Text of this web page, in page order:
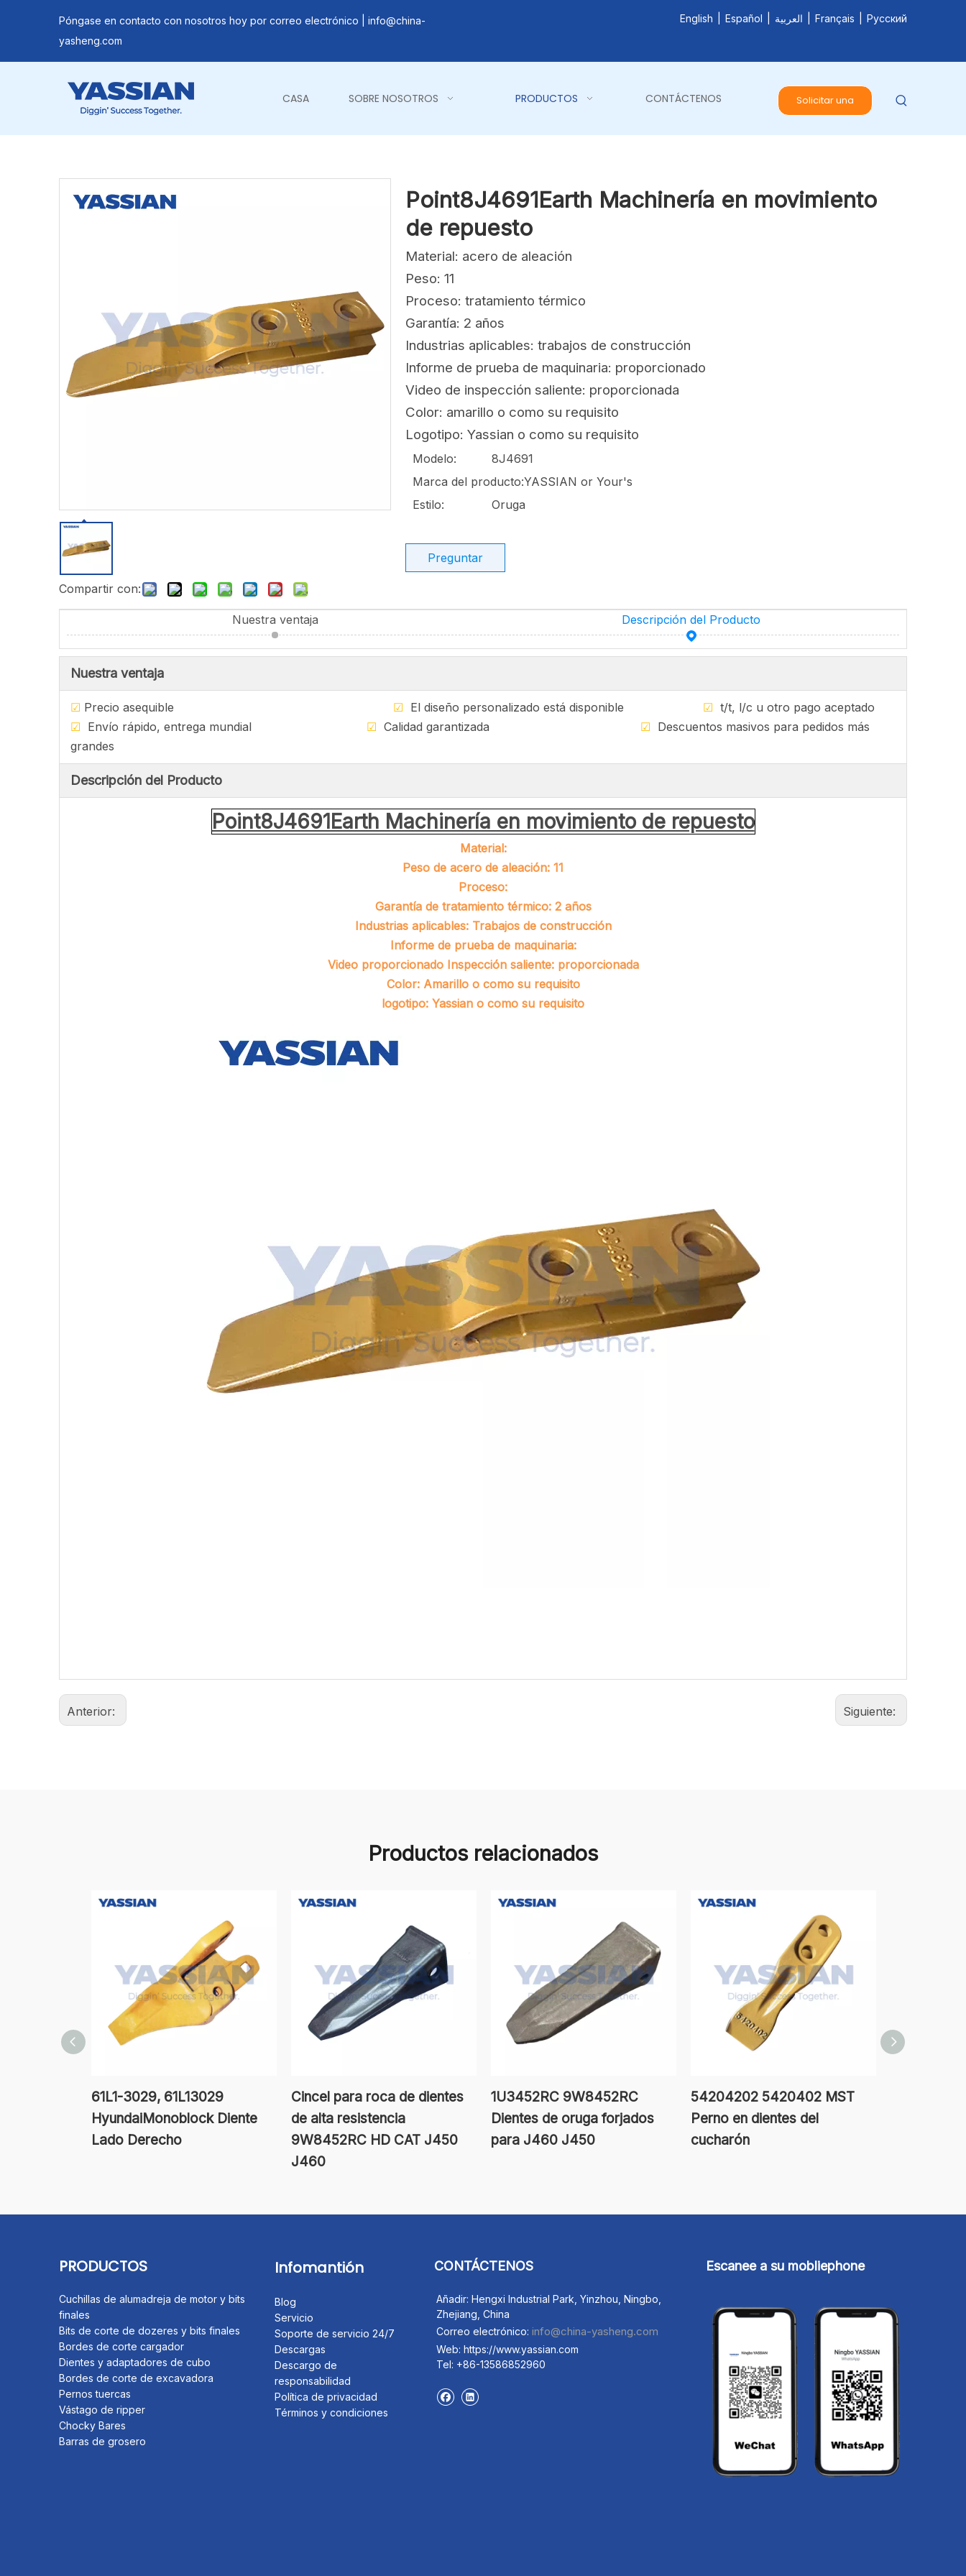
Póngase en contacto con nosotros hoy por correo electrónico | info@china-
yasheng.com
English Español العربية Français Pусский
CASA SOBRE NOSOTROS PRODUCTOS CONTÁCTENOS Solicitar una
Compartir con:
Point8J4691Earth Machinería en movimiento
de repuesto
Material: acero de aleación
Peso: 11
Proceso: tratamiento térmico
Garantía: 2 años
Industrias aplicables: trabajos de construcción
Informe de prueba de maquinaria: proporcionado
Video de inspección saliente: proporcionada
Color: amarillo o como su requisito
Logotipo: Yassian o como su requisito
Modelo:
8J4691
Marca del producto:YASSIAN or Your's
Estilo:
Oruga
Preguntar
Nuestra ventaja Descripción del Producto
Nuestra ventaja
☑ Precio asequible ☑ El diseño personalizado está disponible ☑ t/t, l/c u otro pago aceptado
☑ Envío rápido, entrega mundial ☑ Calidad garantizada ☑ Descuentos masivos para pedidos más
grandes
Descripción del Producto
Point8J4691Earth Machinería en movimiento de repuesto
Material:
Peso de acero de aleación: 11
Proceso:
Garantía de tratamiento térmico: 2 años
Industrias aplicables: Trabajos de construcción
Informe de prueba de maquinaria:
Video proporcionado Inspección saliente: proporcionada
Color: Amarillo o como su requisito
logotipo: Yassian o como su requisito
Anterior: Siguiente:
Productos relacionados
61L1-3029, 61L13029
HyundaiMonoblock Diente
Lado Derecho
Cincel para roca de dientes
de alta resistencia
9W8452RC HD CAT J450
J460
1U3452RC 9W8452RC
Dientes de oruga forjados
para J460 J450
54204202 5420402 MST
Perno en dientes del
cucharón
PRODUCTOS
Cuchillas de alumadreja de motor y bits
Dientes y adaptadores de cubo
Bordes de corte de excavadora
Pernos tuercas
Infomantión
Servicio
Soporte de servicio 24/7
Descargo de
CONTÁCTENOS
Añadir: Hengxi Industrial Park, Yinzhou, Ningbo,
Zhejiang, China
Correo electrónico:
Web: https://www.yassian.com
Escanee a su mobliephone